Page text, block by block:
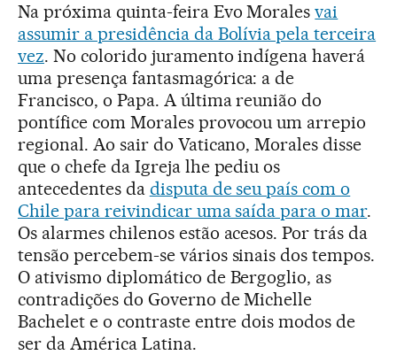
Na próxima quinta-feira Evo Moralesvai
assumir a presidência da Bolívia pela terceira
vez. No colorido juramento indígena haverá
uma presença fantasmagórica: a de
Francisco, o Papa. A última reunião do
pontífice com Morales provocou um arrepio
regional. Ao sair do Vaticano, Morales disse
que o chefe da Igreja lhe pediu os
antecedentes da disputa de seu país com o
Chile para reivindicar uma saída para o mar.
Os alarmes chilenos estão acesos. Por trás da
tensão percebem-se vários sinais dos tempos.
O ativismo diplomático de Bergoglio, as
contradições do Governo de Michelle
Bachelet e o contraste entre dois modos de
ser da América Latina.